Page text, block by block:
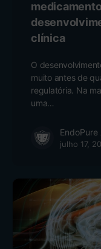
clínica
O
muito antes de
regulatória. Na
uma…
julho 17,